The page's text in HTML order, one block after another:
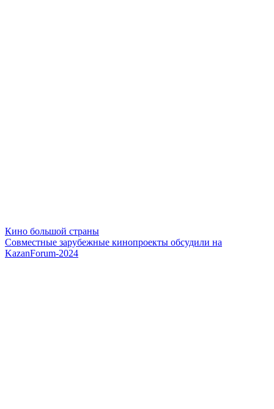
Кино большой страны
Совместные зарубежные кинопроекты обсудили на
KazanForum-2024